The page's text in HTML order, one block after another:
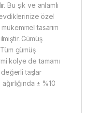
Bu şık ve anlamlı
özel
tasarım
Gümüş
gümüş
kolye de tamamı
değerli taşlar
± %10